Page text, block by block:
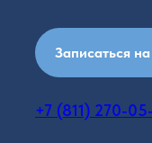
Записаться
+7 (811) 270-